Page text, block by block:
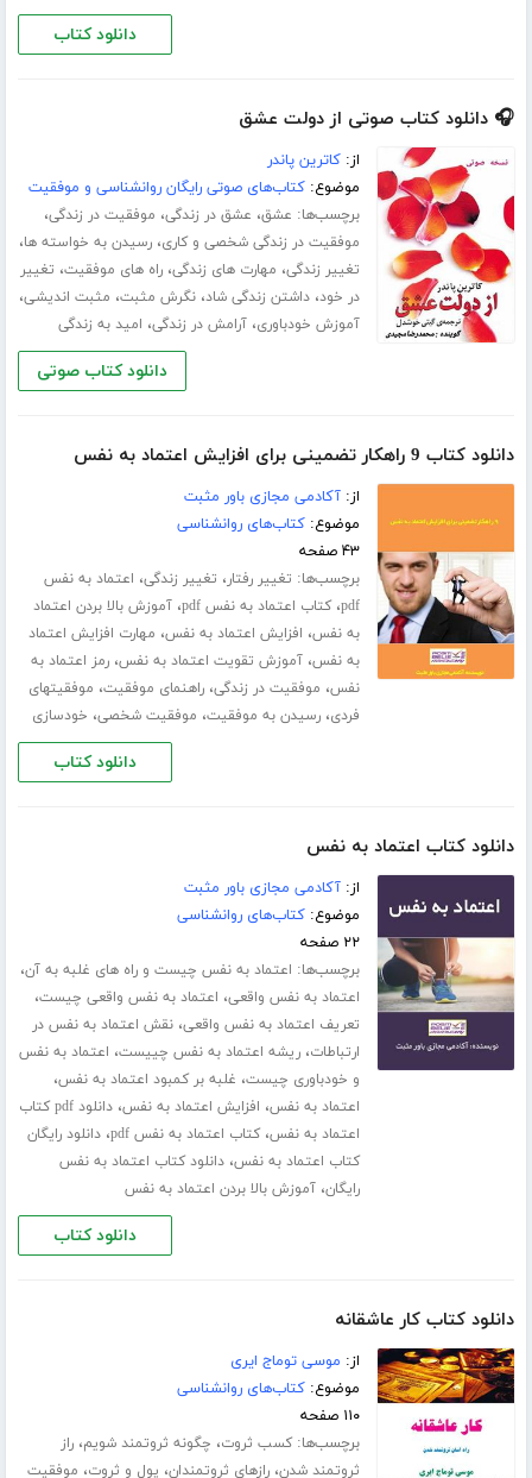
دانلود کتاب
🎧 دانلود کتاب صوتی از دولت عشق
از:کاترین پاندر
موضوع:کتاب‌های صوتی رایگان روانشناسی و موفقیت
برچسب‌ها: عشق، عشق در زندگی، موفقیت در زندگی،
موفقیت در زندگی شخصی و کاری،رسیدن به خواسته ها،
تغییر زندگی، مهارت های زندگی،راه های موفقیت، تغییر
در خود،داشتن زندگی شاد،نگرش مثبت، مثبت اندیشی،
آموزش خودباوری،آرامش در زندگی، امید به زندگی
دانلود کتاب صوتی
دانلود کتاب 9 راهکار تضمینی برای افزایش اعتماد به نفس
از:آکادمی مجازی باور مثبت
موضوع:کتاب‌های روانشناسی
۴۳ صفحه
برچسب‌ها: تغییر رفتار، تغییر زندگی، اعتماد به نفس
pdf،کتاب اعتماد به نفس pdf ،آموزش بالا بردن اعتماد
به نفس، افزایش اعتماد به نفس، مهارت افزایش اعتماد
به نفس،آموزش تقویت اعتماد به نفس،رمز اعتماد به
نفس، موفقیت در زندگی،راهنمای موفقیت، موفقیتهای
فردی،رسیدن به موفقیت، موفقیت شخصی، خودسازی
دانلود کتاب
دانلود کتاب اعتماد به نفس
از:آکادمی مجازی باور مثبت
موضوع:کتاب‌های روانشناسی
۲۲ صفحه
برچسب‌ها: اعتماد به نفس چیست و راه های غلبه به آن،
اعتماد به نفس واقعی، اعتماد به نفس واقعی چیست،
تعریف اعتماد به نفس واقعی،نقش اعتماد به نفس در
ارتباطات،ریشه اعتماد به نفس چییست، اعتماد به نفس
و خودباوری چیست، غلبه بر کمبود اعتماد به نفس،
اعتماد به نفس، افزایش اعتماد به نفس،
دانلود pdf کتاب
اعتماد به نفس،کتاب اعتماد به نفس pdf ،دانلود رایگان
کتاب اعتماد به نفس،دانلود کتاب اعتماد به نفس
رایگان،آموزش بالا بردن اعتماد به نفس
دانلود کتاب
دانلود کتاب کار عاشقانه
از: موسی توماج ایری
موضوع:کتاب‌های روانشناسی
۱۱۰ صفحه
برچسب‌ها:کسب ثروت، چگونه ثروتمند شویم،راز
ثروتمند شدن،رازهای ثروتمندان، پول و ثروت، موفقیت